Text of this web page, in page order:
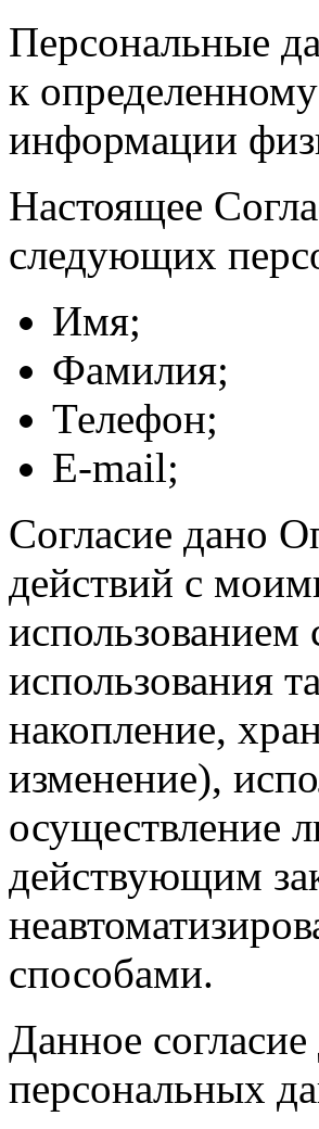
Персональные
к
информации
Настоящее
следующих
Имя;
Фамилия;
Телефон;
E-mail;
Согласие дано
действий с
использованием
использования
накопление,
изменение),
осуществление
действующим
способами.
Данное
персональных